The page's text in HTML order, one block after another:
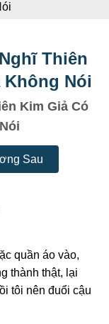
Thiên
Không Nói
Kim Giả Có
Sau
quần áo vào,
thành thật, lại
tôi nên đuổi cậu